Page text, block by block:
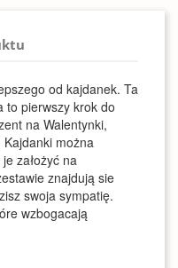
od kajdanek. Ta
to pierwszy krok do
na Walentynki,
Kajdanki można
założyć na
znajdują sie
swoja sympatię.
wzbogacają